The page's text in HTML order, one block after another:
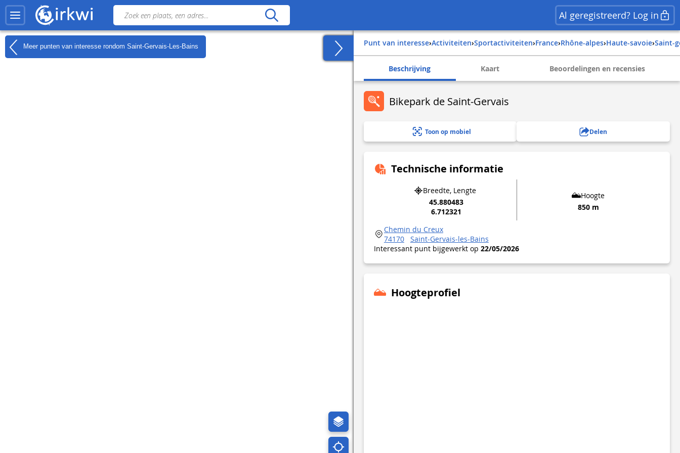
Al geregistreerd? Log in
Meer punten van interesse rondom Saint-Gervais-Les-Bains Punt van interesse› Activiteiten› Sportactiviteiten› france› rhône-alpes› haute-savoie› saint-
Beschrijving Kaart Beoordelingen en recensies
Bikepark de Saint-Gervais
Toon op mobiel Delen
Technische informatie
Breedte, Lengte
45.880483
6.712321
Hoogte
850 m
Chemin du Creux
74170
Saint-Gervais-les-Bains
Interessant punt bijgewerkt op 22/05/2026
Hoogteprofiel